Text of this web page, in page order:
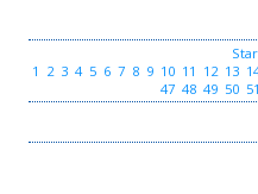
1 2 3 4 5 6 7 8 9 10 11 12 13
47 48 49 50 51